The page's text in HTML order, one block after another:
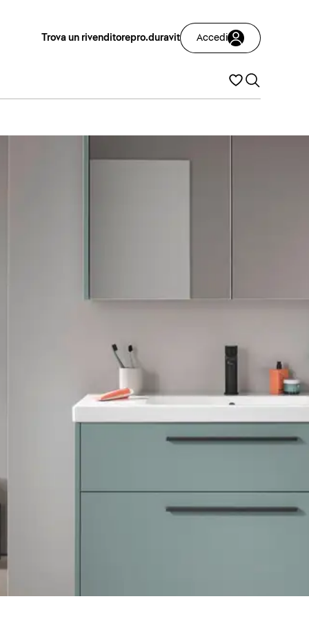
Trova un rivenditorepro.duravit Accedi